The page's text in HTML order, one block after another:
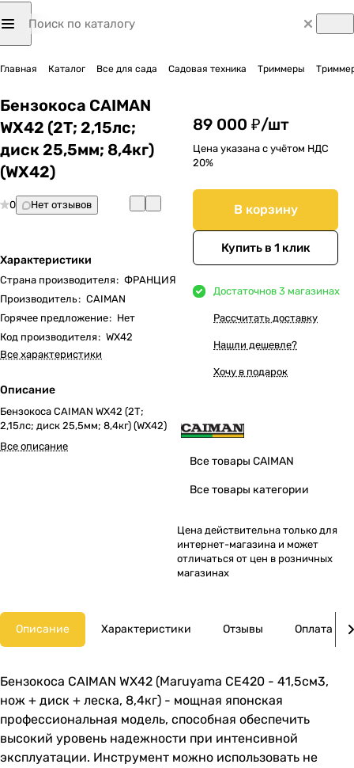
Главная Каталог Все для сада Садовая техника Триммеры
Бензокоса CAIMAN
WX42 (2Т; 2,15лс;
диск 25,5мм; 8,4кг)
(WX42)
0 Нет отзывов
Характеристики
Страна производителя: ФРАНЦИЯ
Производитель: CAIMAN
Горячее предложение: Нет
Код производителя: WX42
Все характеристики
Описание
Бензокоса CAIMAN WX42 (2Т;
2,15лс; диск 25,5мм; 8,4кг) (WX42)
Все описание
89 000 ₽/шт
Цена указана с учётом НДС
20%
В корзину
Купить в 1 клик
Достаточнов 3 магазинах
Рассчитать доставку
Нашли дешевле?
Хочу в подарок
Все товары CAIMAN
Все товары категории
Цена действительна только для
интернет-магазина и может
отличаться от цен в розничных
магазинах
Описание Характеристики Отзывы Оплата
Бензокоса CAIMAN WX42 (Maruyama CE420 - 41,5см3,
нож + диск + леска, 8,4кг) - мощная японская
профессиональная модель, способная обеспечить
высокий уровень надежности при интенсивной
эксплуатации. Инструмент можно использовать не